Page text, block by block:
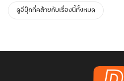
ดูอีบุ๊กที่คล้ายกับเรื่องนี้ทั้งหมด